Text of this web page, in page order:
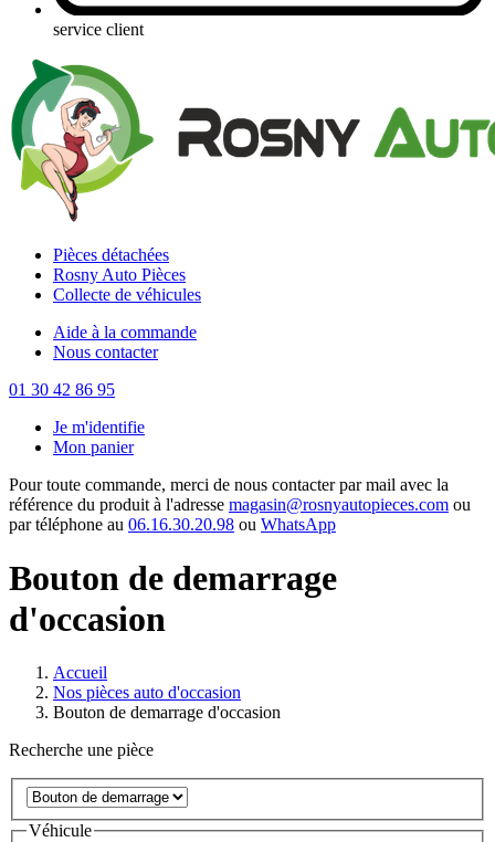
service client
Pièces détachées
Rosny Auto Pièces
Collecte de véhicules
Aide à la commande
Nous contacter
01 30 42 86 95
Je m'identifie
Mon panier
Pour toute commande, merci de nous contacter par mail avec la
référence du produit à l'adresse magasin@rosnyautopieces.com ou
par téléphone au 06.16.30.20.98 ou WhatsApp
Bouton de demarrage
d'occasion
Accueil
Nos pièces auto d'occasion
Bouton de demarrage d'occasion
Recherche une pièce
Véhicule